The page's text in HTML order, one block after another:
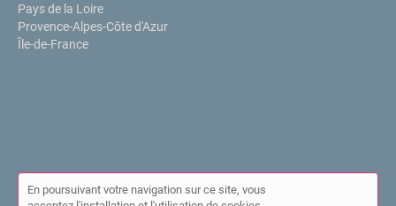
Pays de la Loire
Provence-Alpes-Côte d'Azur
Île-de-France
En poursuivant votre navigation sur ce site, vous